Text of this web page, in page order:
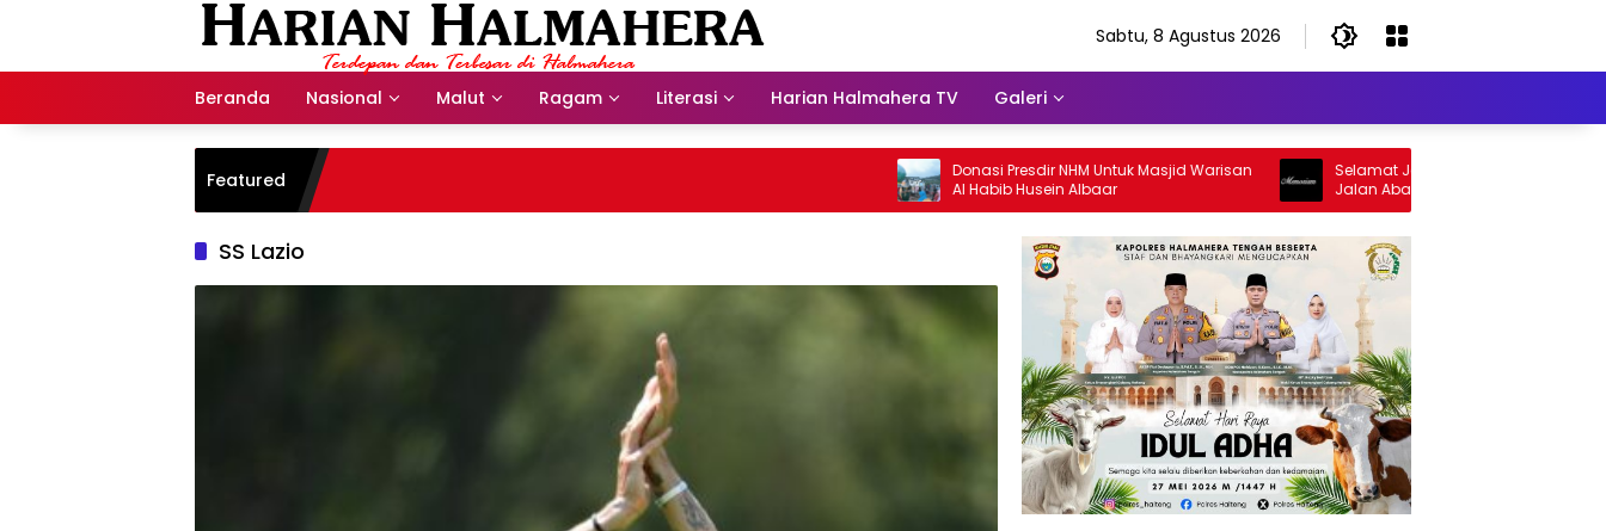
Sabtu, 8 Agustus 2026
Beranda Nasional Malut Ragam Literasi Harian Halmahera TV Galeri
Featured
Donasi Presdir NHM Untuk Masjid Warisan
Al Habib Husein Albaar
Selamat Jalan Sang Inspirator, Selamat
Jalan Abangku Yuslam Idris
SS Lazio